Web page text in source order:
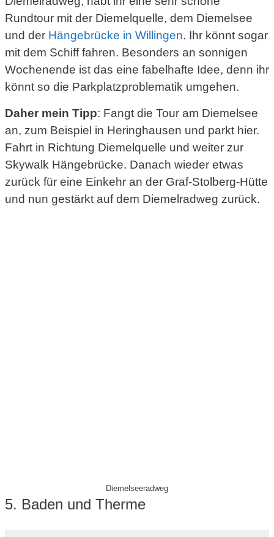
Rundtour mit der Diemelquelle, dem Diemelsee
und der Hängebrücke in Willingen. Ihr könnt sogar
mit dem Schiff fahren. Besonders an sonnigen
Wochenende ist das eine fabelhafte Idee, denn ihr
könnt so die Parkplatzproblematik umgehen.
Daher mein Tipp: Fangt die Tour am Diemelsee
an, zum Beispiel in Heringhausen und parkt hier.
Fahrt in Richtung Diemelquelle und weiter zur
Skywalk Hängebrücke. Danach wieder etwas
zurück für eine Einkehr an der Graf-Stolberg-Hütte
und nun gestärkt auf dem Diemelradweg zurück.
Diemelseeradweg
5. Baden und Therme